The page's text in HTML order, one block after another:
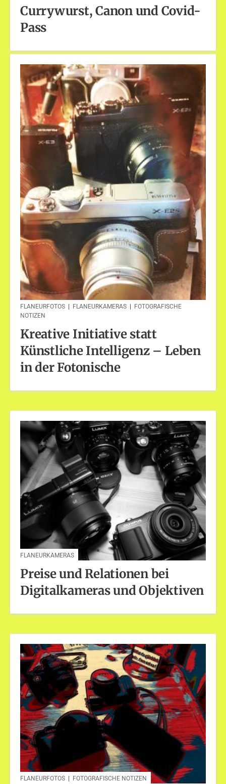
Currywurst, Canon und Covid-
Pass
FLANEURFOTOS FLANEURKAMERAS
FOTOGRAFISCHE
NOTIZEN
Kreative Initiative statt
Künstliche Intelligenz – Leben
in der Fotonische
FLANEURKAMERAS
Preise und Relationen bei
Digitalkameras und Objektiven
FLANEURFOTOS FOTOGRAFISCHE NOTIZEN